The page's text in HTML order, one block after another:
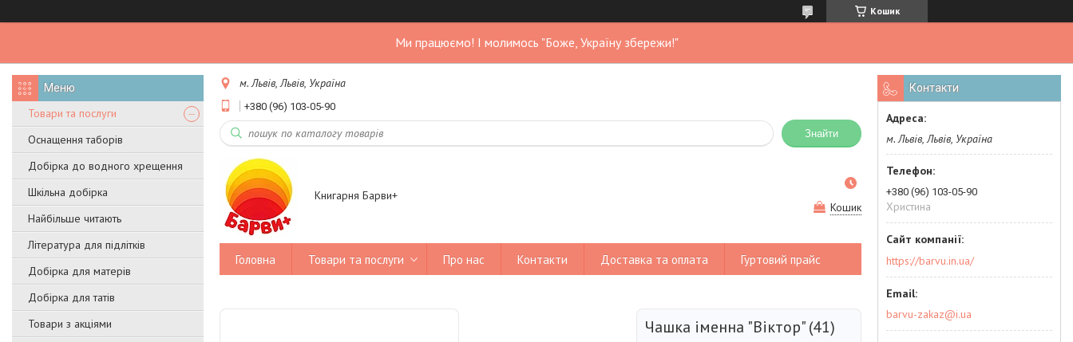
Кошик
Ми працюємо! І молимось "Боже, Україну збережи!"
Товари та послуги
Оснащення таборів
Добірка до водного хрещення
Шкільна добірка
Найбільше читають
Література для підлітків
Добірка для матерів
Добірка для татів
Товари з акціями
м. Львів, Львів, Україна
+380 (96) 103-05-90
Знайти
Книгарня Барви+
Кошик
Головна Товари та послуги Про нас Контакти Доставка та оплата Гуртовий прайс
Чашка іменна "Віктор" (41)
Контакти
м. Львів, Львів, Україна
+380 (96) 103-05-90
Христина
https://barvu.in.ua/
barvu-zakaz@i.ua